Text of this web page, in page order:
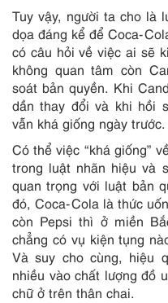
Tuy vậy, người ta cho là
dọa đáng kể để Coca-
có câu hỏi về việc ai sẽ
không quan tâm còn
soát bản quyền. Khi
dần thay đổi và khi hồi
vẫn khá giống ngày trước.
Có thể việc “khá giống”
trong luật nhãn hiệu và
quan trọng với luật bản
đó, Coca-Cola là thức
còn Pepsi thì ở miền
chẳng có vụ kiện tụng
Và suy cho cùng, hiệu
nhiều vào chất lượng đồ
chữ ở trên thân chai.